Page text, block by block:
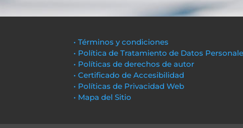
• Términos y condiciones
• Política de Tratamiento de Datos
• Políticas de derechos de autor
• Certificado de Accesibilidad
• Políticas de Privacidad Web
• Mapa del Sitio